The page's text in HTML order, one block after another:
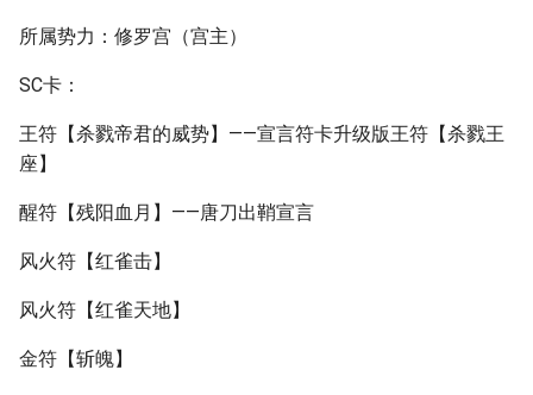
所属势力：修罗宫（宫主）
SC卡：
王符【杀戮帝君的威势】——宣言符卡升级版王符【杀戮王
座】
醒符【残阳血月】——唐刀出鞘宣言
风火符【红雀击】
风火符【红雀天地】
金符【斩魄】